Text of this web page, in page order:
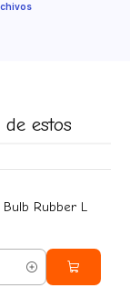
estos
Rubber L